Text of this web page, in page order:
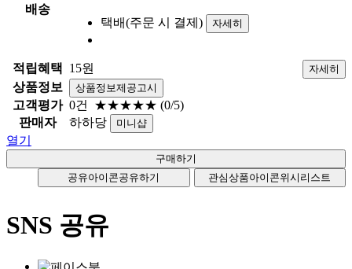
배송
택배(주문 시 결제)
자세히
적립혜택 15원 자세히
상품정보 상품정보제공고시
고객평가 0건 ★★★★★ (0/5)
판매자
하하당 미니샵
열기
공유아이콘공유하기 관심상품아이콘위시리스트
SNS 공유